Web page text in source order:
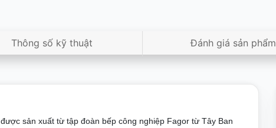
Thông số kỹ thuật Đánh giá sản phẩm
được sản xuất từ tập đoàn bếp công nghiệp Fagor từ Tây Ban